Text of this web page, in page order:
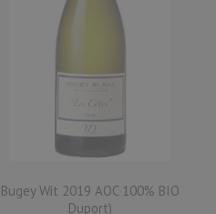
Bugey Wit 2019 AOC 100% BIO
Duport)